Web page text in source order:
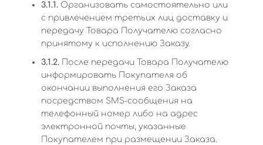
3.1.1. Организовать самостоятельно или
с привлечением третьих лиц доставку и
передачу Товара Получателю согласно
принятому к исполнению Заказу.
3.1.2. После передачи Товара Получателю
информировать Покупателя об
окончании выполнения его Заказа
посредством SMS-сообщения на
телефонный номер либо на адрес
электронной почты, указанные
Покупателем при размещении Заказа.